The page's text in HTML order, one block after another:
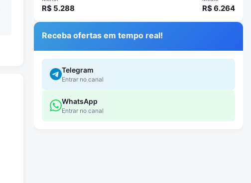
R$ 5.288 R$ 6.264
Receba ofertas em tempo real!
Telegram
Entrar no canal
WhatsApp
Entrar no canal